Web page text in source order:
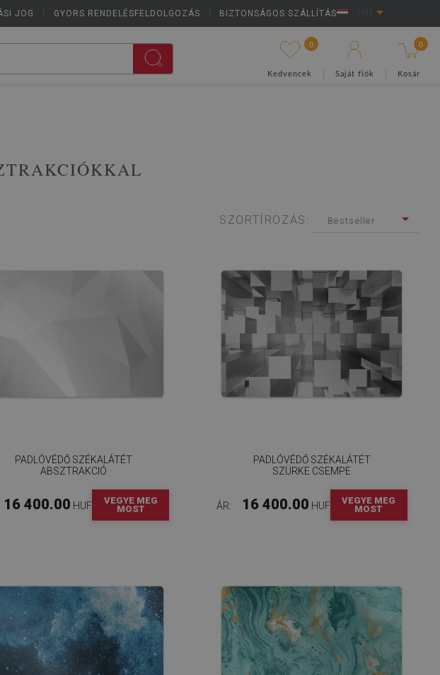
JOG GYORS RENDELÉSFELDOLGOZÁS BIZTONSÁGOS SZÁLLÍTÁS
0
Kedvencek Saját fiók
0
Kosár
SZORTÍROZÁS: Bestseller
PADLÓVÉDŐ SZÉKALÁTÉT
ABSZTRAKCIÓ
16 400.00 HUF
VEGYE MEG
MOST
PADLÓVÉDŐ SZÉKALÁTÉT
SZÜRKE CSEMPE
ÁR: 16 400.00 HUF
VEGYE MEG
MOST